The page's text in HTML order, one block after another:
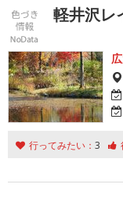
軽井沢レ
行ってみたい： 3